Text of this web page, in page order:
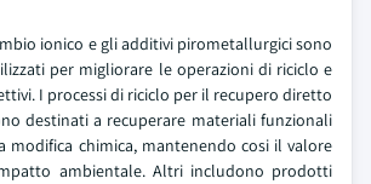
ionico e gli additivi pirometallurgici sono
per migliorare le operazioni di riciclo e
I processi di riciclo per il recupero diretto
destinati a recuperare materiali funzionali
modifica chimica, mantenendo cosi il valore
ambientale. Altri includono prodotti